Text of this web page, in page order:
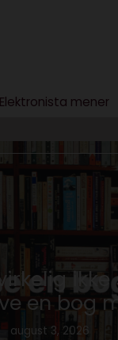
Elektronista mener
en bog
august 3, 2026